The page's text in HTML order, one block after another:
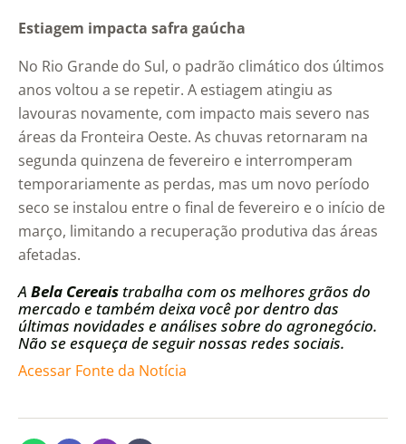
Estiagem impacta safra gaúcha
No Rio Grande do Sul, o padrão climático dos últimos
anos voltou a se repetir. A estiagem atingiu as
lavouras novamente, com impacto mais severo nas
áreas da Fronteira Oeste. As chuvas retornaram na
segunda quinzena de fevereiro e interromperam
temporariamente as perdas, mas um novo período
seco se instalou entre o final de fevereiro e o início de
março, limitando a recuperação produtiva das áreas
afetadas.
A Bela Cereais trabalha com os melhores grãos do
mercado e também deixa você por dentro das
últimas novidades e análises sobre do agronegócio.
Não se esqueça de seguir nossas redes sociais.
Acessar Fonte da Notícia